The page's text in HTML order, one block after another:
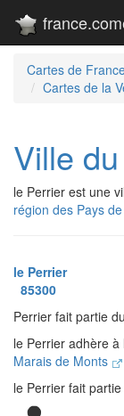
Cartes de
Cartes de la
Ville
le Perrier est une
région des Pays
le Perrier
85300
Perrier fait partie du
le Perrier adhère à
Marais de Monts
le Perrier fait partie